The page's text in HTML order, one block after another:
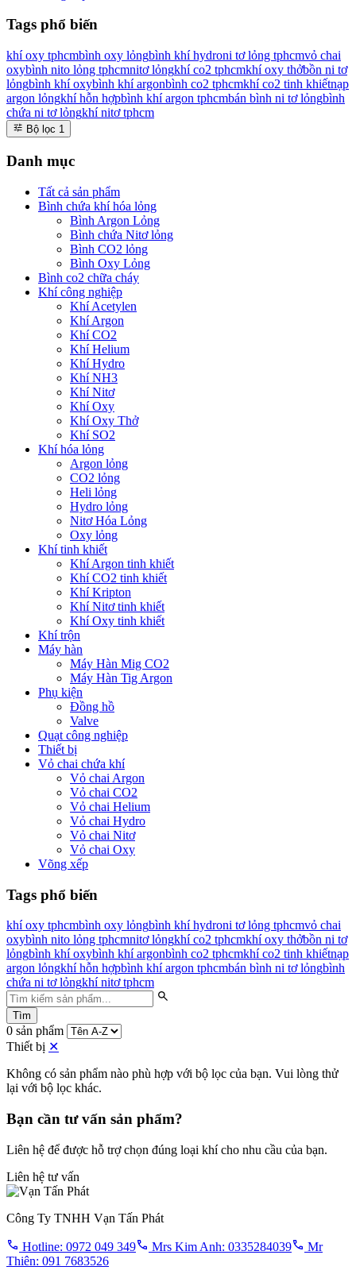
Tags phổ biến
khí oxy tphcmbình oxy lỏngbình khí hydroni tơ lỏng tphcmvỏ chai
oxybình nito lỏng tphcmnitơ lỏngkhí co2 tphcmkhí oxy thởbồn ni tơ
lỏngbình khí oxybình khí argonbình co2 tphcmkhí co2 tinh khiếtnạp
argon lỏngkhí hỗn hợpbình khí argon tphcmbán bình ni tơ lỏngbình
chứa ni tơ lỏngkhí nitơ tphcm
Bộ lọc 1
Danh mục
Tất cả sản phẩm
Bình chứa khí hóa lỏng
Bình Argon Lỏng
Bình chứa Nitơ lỏng
Bình CO2 lỏng
Bình Oxy Lỏng
Bình co2 chữa cháy
Khí công nghiệp
Khí Acetylen
Khí Argon
Khí CO2
Khí Helium
Khí Hydro
Khí NH3
Khí Nitơ
Khí Oxy
Khí Oxy Thở
Khí SO2
Khí hóa lỏng
Argon lỏng
CO2 lỏng
Heli lỏng
Hydro lỏng
Nitơ Hóa Lỏng
Oxy lỏng
Khí tinh khiết
Khí Argon tinh khiết
Khí CO2 tinh khiết
Khí Kripton
Khí Nitơ tinh khiết
Khí Oxy tinh khiết
Khí trộn
Máy hàn
Máy Hàn Mig CO2
Máy Hàn Tig Argon
Phụ kiện
Đồng hồ
Valve
Quạt công nghiệp
Thiết bị
Vỏ chai chứa khí
Vỏ chai Argon
Vỏ chai CO2
Vỏ chai Helium
Vỏ chai Hydro
Vỏ chai Nitơ
Vỏ chai Oxy
Võng xếp
Tags phổ biến
khí oxy tphcmbình oxy lỏngbình khí hydroni tơ lỏng tphcmvỏ chai
oxybình nito lỏng tphcmnitơ lỏngkhí co2 tphcmkhí oxy thởbồn ni tơ
lỏngbình khí oxybình khí argonbình co2 tphcmkhí co2 tinh khiếtnạp
argon lỏngkhí hỗn hợpbình khí argon tphcmbán bình ni tơ lỏngbình
chứa ni tơ lỏngkhí nitơ tphcm
Tìm
0 sản phẩm
Thiết bị ✕
Không có sản phẩm nào phù hợp với bộ lọc của bạn. Vui lòng thử
lại với bộ lọc khác.
Bạn cần tư vấn sản phẩm?
Liên hệ để được hỗ trợ chọn đúng loại khí cho nhu cầu của bạn.
Liên hệ tư vấn
Công Ty TNHH Vạn Tấn Phát
Hotline: 0972 049 349 Mrs Kim Anh: 0335284039
Mr
Thiên: 091 7683526